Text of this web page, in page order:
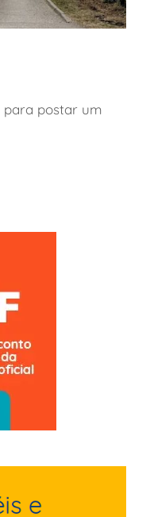
para postar um